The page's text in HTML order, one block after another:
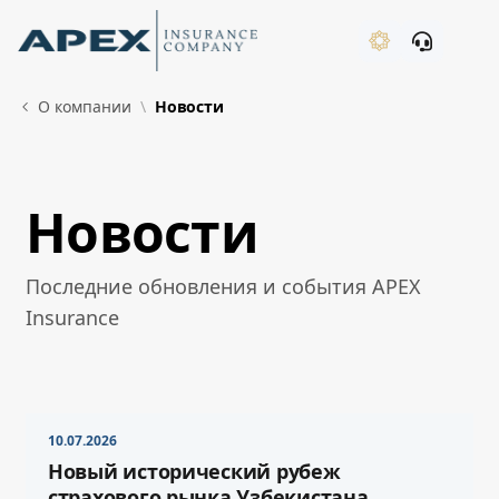
Skip to Main Content
О компании Новости
Новости
Последние обновления и события APEX
Insurance
10.07.2026
Новый исторический рубеж
New
What's New